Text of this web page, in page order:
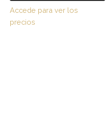
Accede para ver los
precios